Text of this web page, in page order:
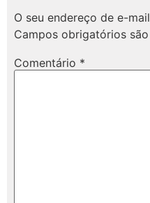
O seu endereço de e-
Campos obrigatórios
Comentário *